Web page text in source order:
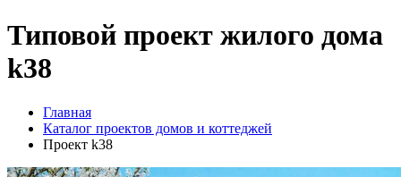
Типовой проект жилого дома
k38
Главная
Каталог проектов домов и коттеджей
Проект k38